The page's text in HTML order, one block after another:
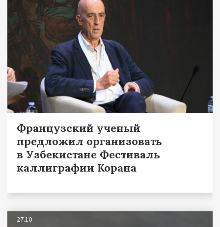
Французский ученый
предложил организовать
в Узбекистане Фестиваль
каллиграфии Корана
27.10